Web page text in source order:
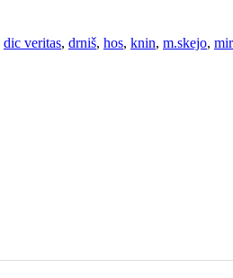
dic veritas, drniš, hos, knin, m.skejo,